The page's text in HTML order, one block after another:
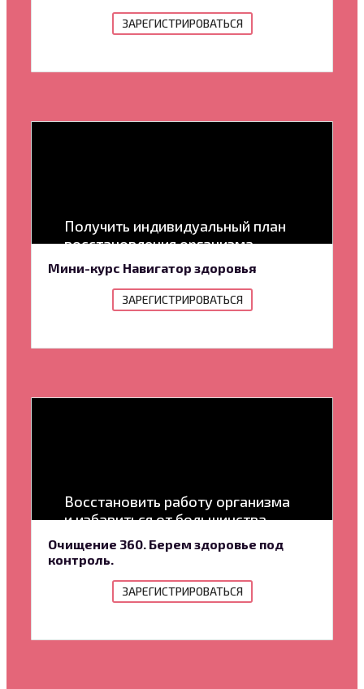
ЗАРЕГИСТРИРОВАТЬСЯ
Получить индивидуальный план
восстановления организма
Мини-курс Навигатор здоровья
ЗАРЕГИСТРИРОВАТЬСЯ
Восстановить работу организма
и избавиться от большинства
проблем со здоровьем
Очищение 360. Берем здоровье под
контроль.
ЗАРЕГИСТРИРОВАТЬСЯ